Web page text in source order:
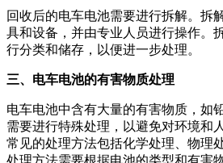
回收后的电车电池需要进行拆解。拆
具和设备，并由专业人员进行操作。
行分类和储存，以便进一步处理。
三、电车电池的有害物质处理
电车电池中含有大量的有害物质，如
需要进行特殊处理，以避免对环境和
常见的处理方法包括化学处理、物理